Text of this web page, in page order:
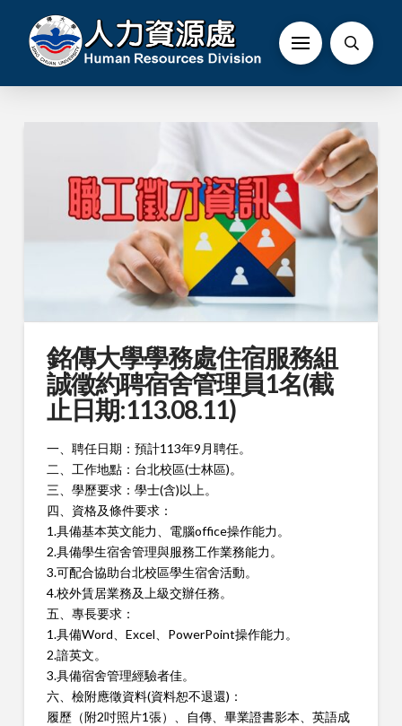
銘傳大學學務處住宿服務組
誠徵約聘宿舍管理員1名(截
止日期:113.08.11)
一、聘任日期：預計113年9月聘任。
二、工作地點：台北校區(士林區)。
三、學歷要求：學士(含)以上。
四、資格及條件要求：
1.具備基本英文能力、電腦office操作能力。
2.具備學生宿舍管理與服務工作業務能力。
3.可配合協助台北校區學生宿舍活動。
4.校外賃居業務及上級交辦任務。
五、專長要求：
1.具備Word、Excel、PowerPoint操作能力。
2.諳英文。
3.具備宿舍管理經驗者佳。
六、檢附應徵資料(資料恕不退還)：
履歷（附2吋照片1張）、自傳、畢業證書影本、英語成